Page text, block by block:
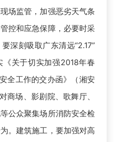
场监管，加强恶劣天气条
控和应急保障，必要时采
深刻吸取广东清远“2.17”
关于切实加强2018年春
全工作的交办函》（湘安
商场、影剧院、歌舞厅、
公众聚集场所消防安全检
。建筑施工，要加强对高